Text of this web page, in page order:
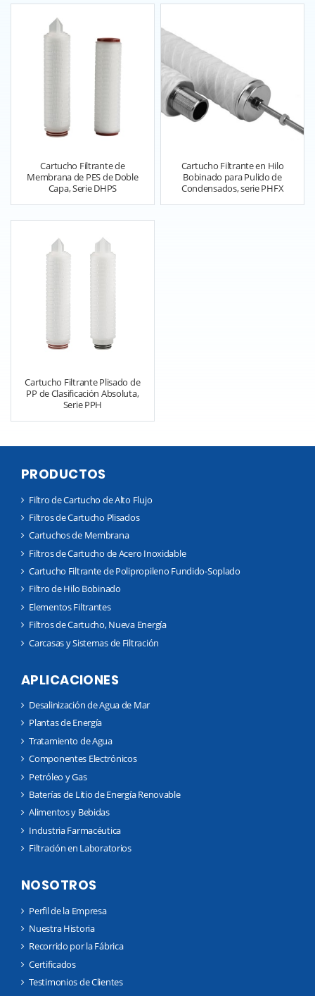
Cartucho Filtrante de
Membrana de PES de Doble
Capa, Serie DHPS
Cartucho Filtrante en Hilo
Bobinado para Pulido de
Condensados, serie PHFX
Cartucho Filtrante Plisado de
PP de Clasificación Absoluta,
Serie PPH
PRODUCTOS
Filtro de Cartucho de Alto Flujo
Filtros de Cartucho Plisados
Cartuchos de Membrana
Filtros de Cartucho de Acero Inoxidable
Cartucho Filtrante de Polipropileno Fundido-Soplado
Filtro de Hilo Bobinado
Elementos Filtrantes
Filtros de Cartucho, Nueva Energía
Carcasas y Sistemas de Filtración
APLICACIONES
Desalinización de Agua de Mar
Plantas de Energía
Tratamiento de Agua
Componentes Electrónicos
Petróleo y Gas
Baterías de Litio de Energía Renovable
Alimentos y Bebidas
Industria Farmacéutica
Filtración en Laboratorios
NOSOTROS
Perfil de la Empresa
Nuestra Historia
Recorrido por la Fábrica
Certificados
Testimonios de Clientes